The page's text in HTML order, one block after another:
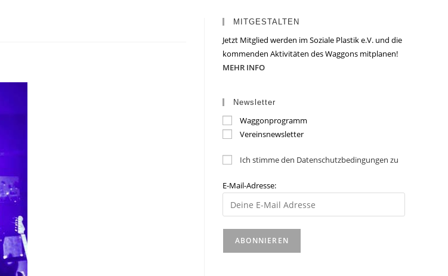
MITGESTALTEN
Jetzt Mitglied werden im Soziale Plastik e.V. und die
kommenden Aktivitäten des Waggons mitplanen!
MEHR INFO
Newsletter
Waggonprogramm
Vereinsnewsletter
Ich stimme den Datenschutzbedingungen zu
E-Mail-Adresse: